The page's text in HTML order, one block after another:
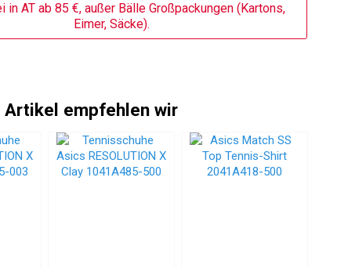
in AT ab 85 €, außer Bälle Großpackungen (Kartons,
Eimer, Säcke).
Artikel empfehlen wir